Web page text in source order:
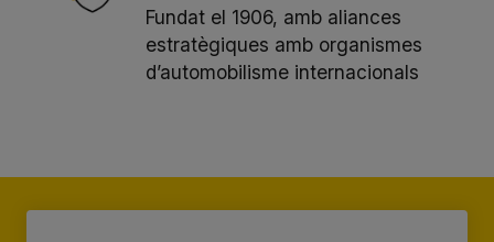
Fundat el 1906, amb aliances
estratègiques amb organismes
d’automobilisme internacionals